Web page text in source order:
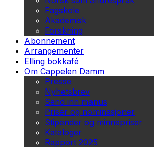
Fagskole
Akademisk
Forskning
Abonnement
Arrangementer
Elling bokkafé
Om Cappelen Damm
Presse
Nyhetsbrev
Send inn manus
Priser og nominasjoner
Stipender og minnepriser
Kataloger
Rapport 2025